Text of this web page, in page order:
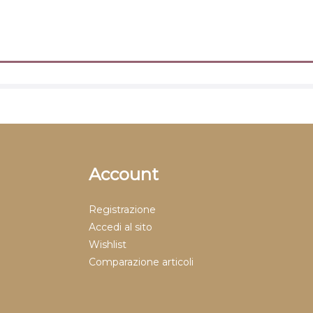
Account
Registrazione
Accedi al sito
Wishlist
Comparazione articoli